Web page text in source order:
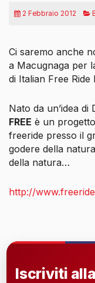
2 Febbraio 2012
Ci saremo anche
a Macugnaga per
di Italian Free Ride
Nato da un’idea
FREE è un
freeride presso il
godere della
della natura…
http://
Iscriviti